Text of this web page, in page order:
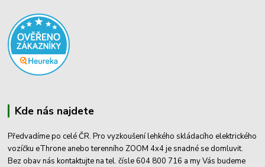
Kde nás najdete
Předvadíme po celé ČR. Pro vyzkoušení lehkého skládacího elektrického
vozíčku eThrone anebo terenního ZOOM 4x4 je snadné se domluvit.
Bez obav nás kontaktujte na tel. čísle 604 800 716 a my Vás budeme